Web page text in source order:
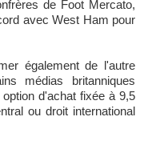
de Foot Mercato,
avec West Ham pour
également de l'autre
médias britanniques
d'achat fixée à 9,5
ou droit international